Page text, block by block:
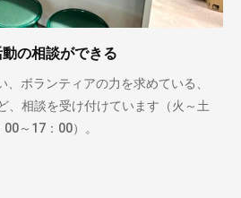
の相談ができる
、ボランティアの力を求めている、
、相談を受け付けています（火～土
～17：00）。